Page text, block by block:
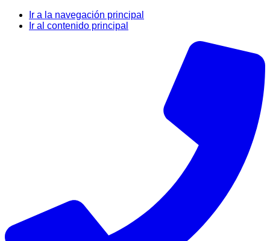
Ir a la navegación principal
Ir al contenido principal